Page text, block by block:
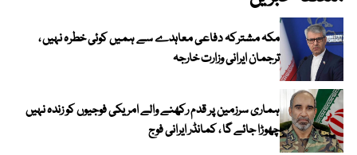
مکہ مشترکہ دفاعی معاہدے سے ہمیں کوئی خطرہ نہیں ،
ترجمان ایرانی وزارت خارجہ
ہماری سرزمین پر قدم رکھنے والے امریکی فوجیوں کو زندہ نہیں
چھوڑا جائے گا ، کمانڈر ایرانی فوج